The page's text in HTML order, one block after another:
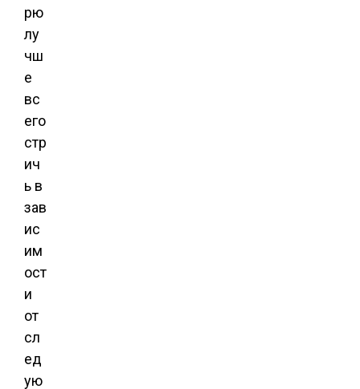
рю
лу
чш
е
вс
его
стр
ич
ь в
зав
ис
им
ост
и
от
сл
ед
ую